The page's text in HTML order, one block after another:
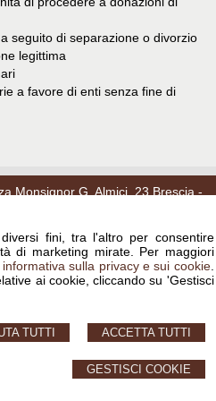
fini, tra l'altro per consentire
di marketing mirate. Per maggiori
informativa sulla privacy e sui cookie.
ai cookie, cliccando su 'Gestisci
ACCETTA TUTTI
TUTTI
GESTISCI COOKIE
seguito di separazione o divorzio
legittima
a favore di enti senza fine di
Monsignor G. Almici, 23 Brescia -
Battista. Tutti i diritti riservati | P.IVA
Policy-Gestisci Cookie- Credits